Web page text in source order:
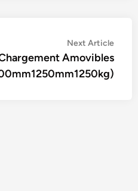
Next ArticleNext
article:
Amovibles